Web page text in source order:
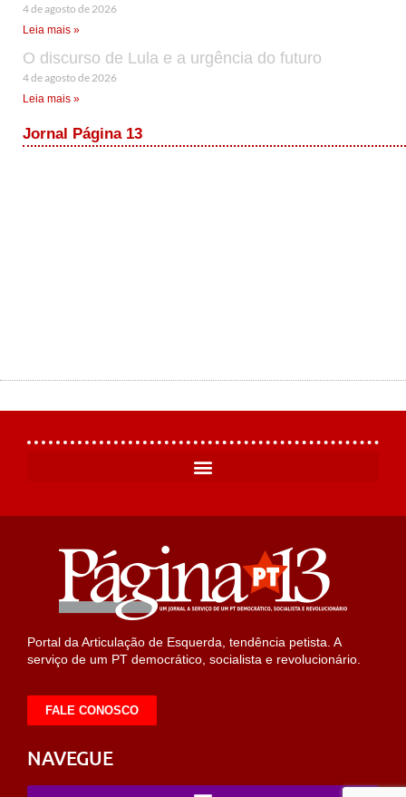
4 de agosto de 2026
Leia mais »
O discurso de Lula e a urgência do futuro
4 de agosto de 2026
Leia mais »
Jornal Página 13
Portal da Articulação de Esquerda, tendência petista. A
serviço de um PT democrático, socialista e revolucionário.
FALE CONOSCO
NAVEGUE